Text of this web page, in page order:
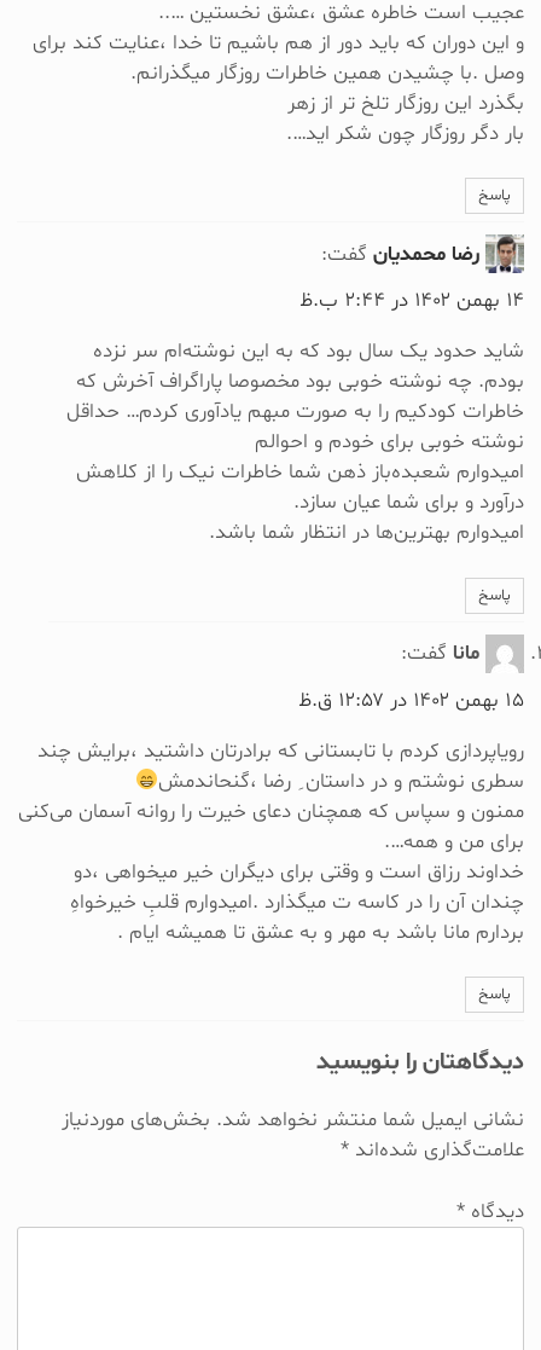
عجیب است خاطره عشق ،عشق نخستین …..
و این دوران که باید دور از هم باشیم تا خدا ،عنایت کند برای
وصل .با چشیدن همین خاطرات روزگار میگذرانم.
بگذرد این روزگار تلخ تر از زهر
بار دگر روزگار چون شکر اید….
پاسخ
رضا محمدیان گفت:
۱۴ بهمن ۱۴۰۲ در ۲:۴۴ ب.ظ
شاید حدود یک سال بود که به این نوشته‌ام سر نزده
بودم. چه نوشته خوبی بود مخصوصا پاراگراف آخرش که
خاطرات کودکیم را به صورت مبهم یادآوری کردم… حداقل
نوشته خوبی برای خودم و احوالم
امیدوارم شعبده‌باز ذهن شما خاطرات نیک را از کلاهش
درآورد و برای شما عیان سازد.
امیدوارم بهترین‌ها در انتظار شما باشد.
پاسخ
مانا گفت:
۱۵ بهمن ۱۴۰۲ در ۱۲:۵۷ ق.ظ
رویاپردازی کردم با تابستانی که برادرتان داشتید ،برایش چند
سطری نوشتم و در داستان ِ رضا ،گنحاندمش
ممنون و سپاس که همچنان دعای خیرت را روانه آسمان می‌کنی
برای من و همه….
خداوند رزاق است و وقتی برای دیگران خیر میخواهی ،دو
چندان آن را در کاسه ت میگذارد .امیدوارم قلبِ خیرخواهِ
بردارم مانا باشد به مهر و به عشق تا همیشه ایام .
پاسخ
دیدگاهتان را بنویسید
نشانی ایمیل شما منتشر نخواهد شد. بخش‌های موردنیاز
علامت‌گذاری شده‌اند*
دیدگاه*